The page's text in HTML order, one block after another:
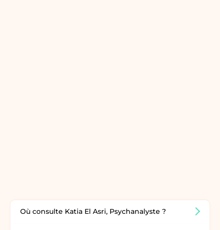
Où consulte Katia El Asri, Psychanalyste ?